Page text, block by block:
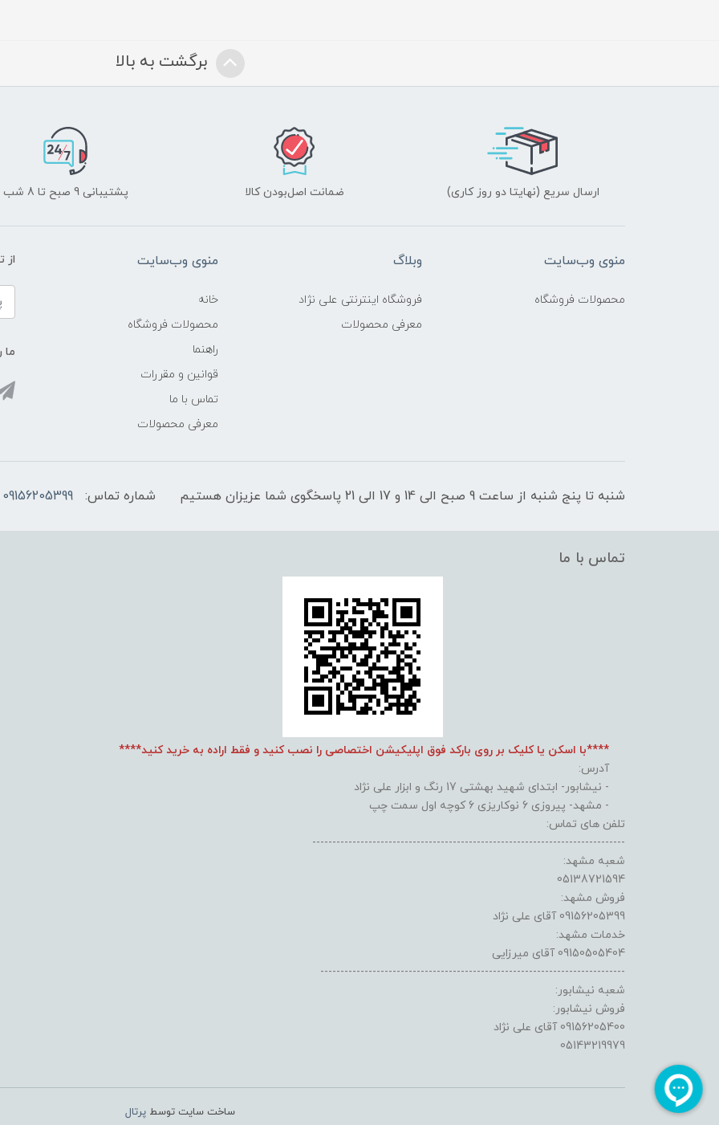
برگشت به بالا
ارسال سریع (نهایتا دو روز کاری) ضمانت اصل‌بودن کالا پشتیبانی 9 صبح تا 8 شب
منوی وب‌سایت
محصولات فروشگاه
وبلاگ
فروشگاه اینترنتی علی نژاد
معرفی محصولات
منوی وب‌سایت
خانه
محصولات فروشگاه
راهنما
قوانین و مقررات
تماس با ما
معرفی محصولات
از
ما
شنبه تا پنج شنبه از ساعت 9 صبح الی 14 و 17 الی 21 پاسخگوی شما عزیزان هستیم شماره تماس: 09156205399
تماس با ما
****با اسکن یا کلیک بر روی بارکد فوق اپلیکیشن اختصاصی را نصب کنید و فقط اراده به خرید کنید****
آدرس:
- نیشابور- ابتدای شهید بهشتی 17 رنگ و ابزار علی نژاد
- مشهد- پیروزی 6 نوکاریزی 6 کوچه اول سمت چپ
تلفن های تماس:
------------------------------------------------------------------------------
شعبه مشهد:
05138721594
فروش مشهد:
09156205399 آقای علی نژاد
خدمات مشهد:
09150505404 آقای میرزایی
----------------------------------------------------------------------------
شعبه نیشابور:
فروش نیشابور:
09156205400 آقای علی نژاد
05143219979
ساخت سایت توسطپرتال